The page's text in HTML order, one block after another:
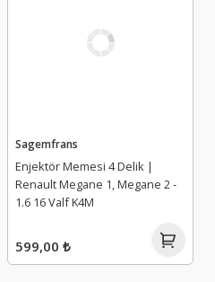
Sagemfrans
Enjektör Memesi 4 Delik |
Renault Megane 1, Megane 2 -
1.6 16 Valf K4M
599,00 ₺